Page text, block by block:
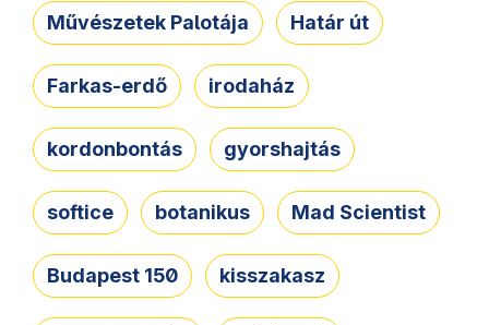
Művészetek Palotája Határ út
Farkas-erdő irodaház
kordonbontás gyorshajtás
softice botanikus Mad Scientist
Budapest 150 kisszakasz